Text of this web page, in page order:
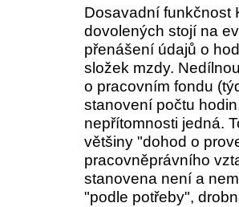
Dosavadní funkčnost
dovolených stojí na
přenášení údajů o
složek mzdy.
o pracovním fondu
stanovení počtu
nepřítomnosti jedná.
většiny "dohod o
pracovněprávního
stanovena není a
"podle potřeby",